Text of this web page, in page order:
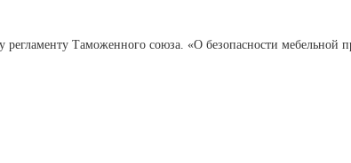
регламенту Таможенного союза. «О безопасности